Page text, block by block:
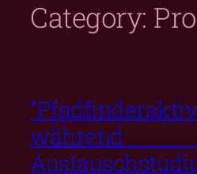
Category: